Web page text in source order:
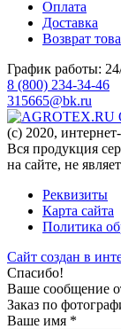
Оплата
Доставка
Возврат
График работы:
8 (800) 234-34-46
315665@bk.ru
(c) 2020,
Вся продукция
на сайте, не
Реквизиты
Карта сайта
Политика
Сайт создан в
Спасибо!
Ваше сообщение
Заказ по
Ваше имя *